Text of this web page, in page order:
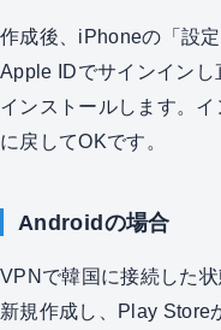
作成後、iPhoneの「設
Apple IDでサインイン
インストールします。
に戻してOKです。
Androidの場合
VPNで韓国に接続した
新規作成し、Play Store